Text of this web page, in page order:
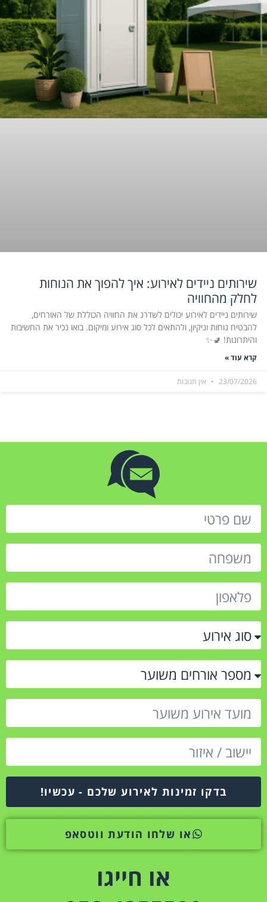
שירותים ניידים לאירוע: איך להפוך את הנוחות
לחלק מהחוויה
שירותים ניידים לאירוע יכולים לשדרג את החוויה הכוללת של האורחים,
להבטיח נוחות וניקיון, ולהתאים לכל סוג אירוע ומיקום. בואו נכיר את החשיבות
והיתרונות! 🚽✨
קרא עוד »
23/07/2026 אין תגובות
בדקו זמינות לאירוע שלכם - עכשיו!
או שלחו הודעת ווטסאפ
או חייגו